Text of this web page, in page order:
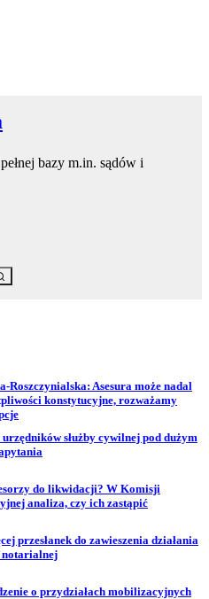
bazy m.in. sądów i
z
wiadomości z
Roszczynialska: Asesura może nadal
konstytucyjne, rozważamy
służby cywilnej pod dużym
do likwidacji? W Komisji
analiza, czy ich zastąpić
przesłanek do zawieszenia działania
o przydziałach mobilizacyjnych